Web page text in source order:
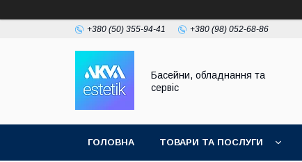
+380 (50) 355-94-41 +380 (98) 052-68-86
Басейни, обладнання та
сервіс
ГОЛОВНА ТОВАРИ ТА ПОСЛУГИ